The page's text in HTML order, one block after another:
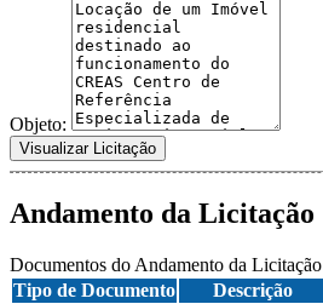
Objeto:
Visualizar Licitação
Andamento da Licitação
Documentos do Andamento da Licitação
Tipo de Documento
Descrição